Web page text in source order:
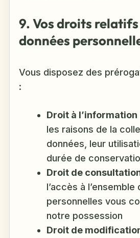
9. Vos droits
données
Vous disposez des
:
Droit à l’information
les raisons de la
données, leur
durée de
Droit de
l’accès à
personnelles vous
notre possession
Droit de